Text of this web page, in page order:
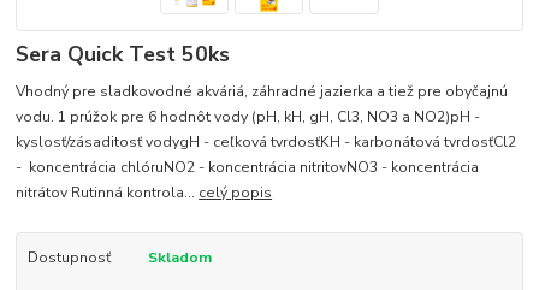
Sera Quick Test 50ks
Vhodný pre sladkovodné akváriá, záhradné jazierka a tiež pre obyčajnú
vodu. 1 prúžok pre 6 hodnôt vody (pH, kH, gH, Cl3, NO3 a NO2)pH -
kyslosť/zásaditosť vodygH - ceľková tvrdosťKH - karbonátová tvrdosťCl2
- koncentrácia chlóruNO2 - koncentrácia nitritovNO3 - koncentrácia
nitrátov Rutinná kontrola... celý popis
Dostupnosť Skladom